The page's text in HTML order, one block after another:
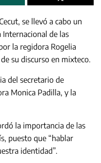
se llevó a cabo un
de las
la regidora Rogelia
su discurso en mixteco.
del secretario de
Monica Padilla, y la
la importancia de las
puesto que “hablar
identidad”.